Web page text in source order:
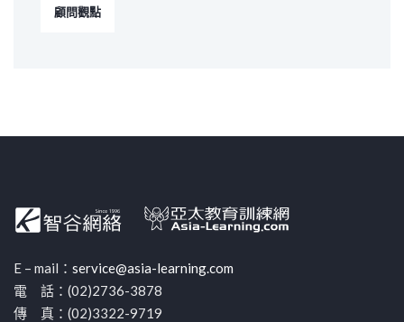
顧問觀點
E – mail： service@asia-learning.com
電 話：(02)2736-3878
傳 真：(02)3322-9719